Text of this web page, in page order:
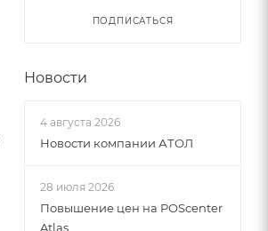
ПОДПИСАТЬСЯ
Новости
4 августа 2026
Новости компании АТОЛ
28 июля 2026
Повышение цен на POScenter
Atlas